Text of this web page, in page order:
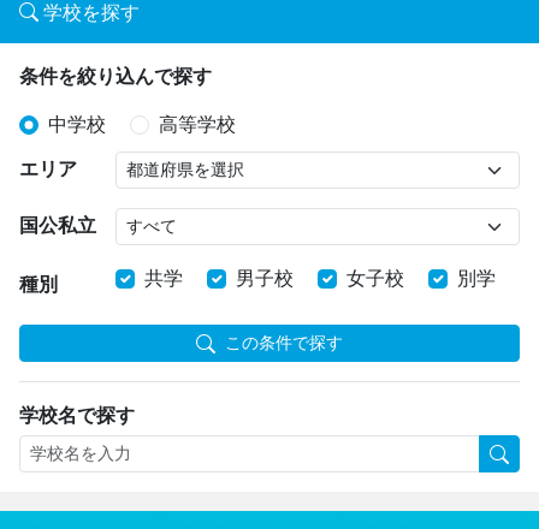
学校を探す
条件を絞り込んで探す
中学校 高等学校
エリア
国公私立
種別 共学 男子校 女子校 別学
この条件で探す
学校名で探す